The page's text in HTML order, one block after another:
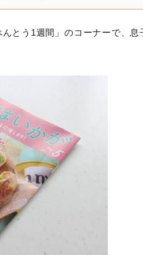
とう1週間」のコーナーで、